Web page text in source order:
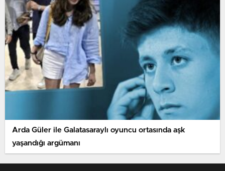
Arda Güler ile Galatasaraylı oyuncu ortasında aşk
yaşandığı argümanı